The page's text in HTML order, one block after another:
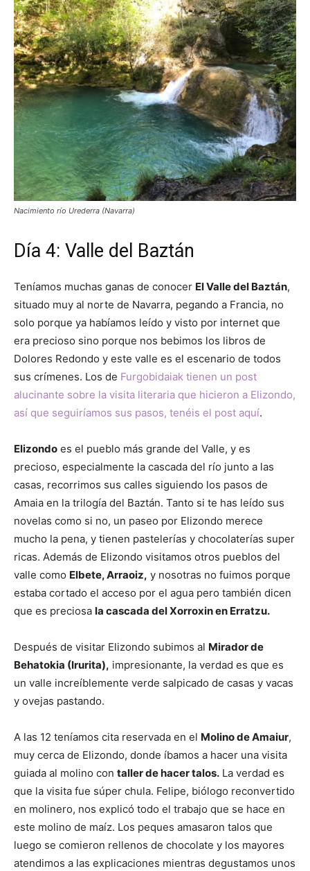
Nacimiento río Urederra (Navarra)
Día 4: Valle del Baztán
Teníamos muchas ganas de conocer El Valle del Baztán,
situado muy al norte de Navarra, pegando a Francia, no
solo porque ya habíamos leído y visto por internet que
era precioso sino porque nos bebimos los libros de
Dolores Redondo y este valle es el escenario de todos
sus crímenes. Los de Furgobidaiak tienen un post
alucinante sobre la visita literaria que hicieron a Elizondo,
así que seguiríamos sus pasos, tenéis el post aquí.
Elizondo es el pueblo más grande del Valle, y es
precioso, especialmente la cascada del río junto a las
casas, recorrimos sus calles siguiendo los pasos de
Amaia en la trilogía del Baztán. Tanto si te has leído sus
novelas como si no, un paseo por Elizondo merece
mucho la pena, y tienen pastelerías y chocolaterías super
ricas. Además de Elizondo visitamos otros pueblos del
valle como Elbete, Arraoiz, y nosotras no fuimos porque
estaba cortado el acceso por el agua pero también dicen
que es preciosa la cascada del Xorroxin en Erratzu.
Después de visitar Elizondo subimos al Mirador de
Behatokia (Irurita), impresionante, la verdad es que es
un valle increíblemente verde salpicado de casas y vacas
y ovejas pastando.
A las 12 teníamos cita reservada en el Molino de Amaiur,
muy cerca de Elizondo, donde íbamos a hacer una visita
guiada al molino con taller de hacer talos. La verdad es
que la visita fue súper chula. Felipe, biólogo reconvertido
en molinero, nos explicó todo el trabajo que se hace en
este molino de maíz. Los peques amasaron talos que
luego se comieron rellenos de chocolate y los mayores
atendimos a las explicaciones mientras degustamos unos